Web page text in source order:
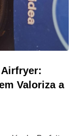
Valoriza a